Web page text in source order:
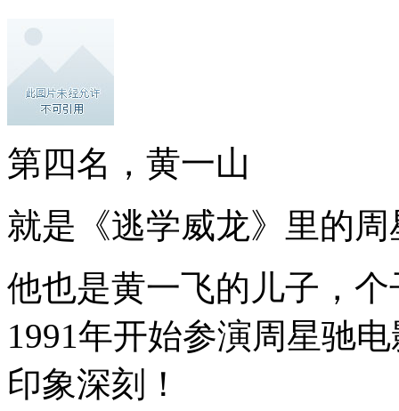
第四名，黄一山
就是《逃学威龙》里的
他也是黄一飞的儿子，
1991年开始参演周星驰
印象深刻！